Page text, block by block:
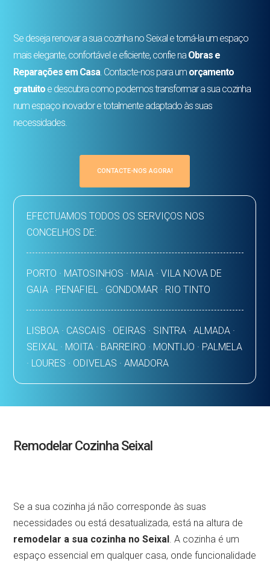
Se deseja renovar a sua cozinha no Seixal e torná-la um espaço
mais elegante, confortável e eficiente, confie na Obras e
Reparações em Casa . Contacte-nos para um orçamento
gratuito e descubra como podemos transformar a sua cozinha
num espaço inovador e totalmente adaptado às suas
necessidades.
CONTACTE-NOS AGORA!
EFECTUAMOS TODOS OS SERVIÇOS NOS
CONCELHOS DE:
PORTO · MATOSINHOS · MAIA · VILA NOVA DE
GAIA · PENAFIEL · GONDOMAR · RIO TINTO
LISBOA · CASCAIS · OEIRAS · SINTRA · ALMADA ·
SEIXAL · MOITA · BARREIRO · MONTIJO · PALMELA
· LOURES · ODIVELAS · AMADORA
Remodelar Cozinha Seixal
Se a sua cozinha já não corresponde às suas
necessidades ou está desatualizada, está na altura de
remodelar a sua cozinha no Seixal . A cozinha é um
espaço essencial em qualquer casa, onde funcionalidade